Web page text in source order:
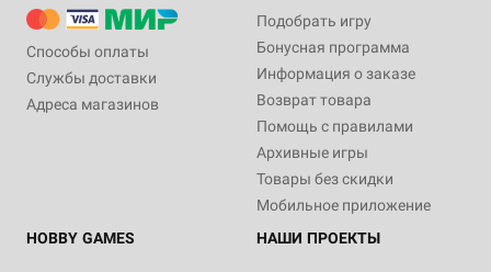
Способы оплаты
Службы доставки
Адреса магазинов
Подобрать игру
Бонусная программа
Информация о заказе
Возврат товара
Помощь с правилами
Архивные игры
Товары без скидки
Мобильное приложение
HOBBY GAMES
НАШИ ПРОЕКТЫ